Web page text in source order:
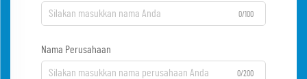
0/100
Nama Perusahaan
0/200